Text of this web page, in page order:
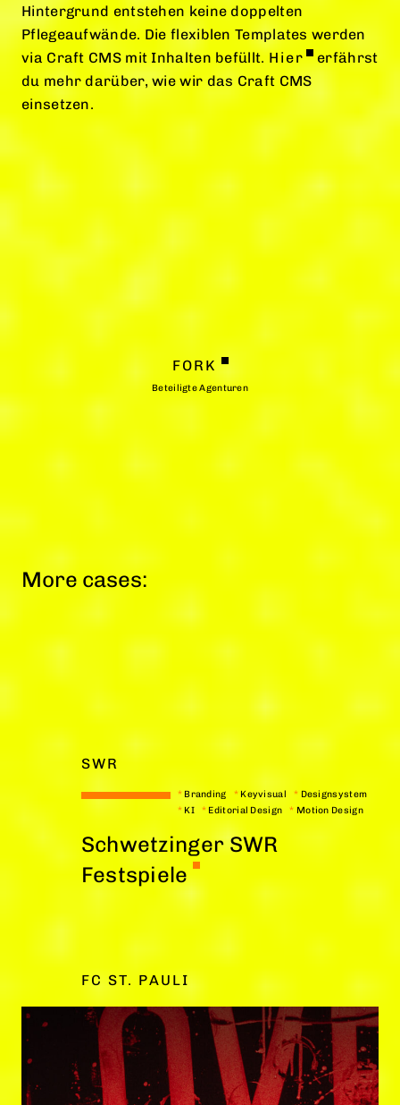
Hintergrund entstehen keine doppelten
Pflegeaufwände. Die flexiblen Templates werden
via Craft CMS mit Inhalten befüllt. Hier
erfährst
du mehr darüber, wie wir das Craft CMS
einsetzen.
FORK
Beteiligte Agenturen
More cases:
SWR
* Branding * Keyvisual * Designsystem
* KI * Editorial Design * Motion Design
Schwetzinger SWR
Festspiele
FC ST. PAULI